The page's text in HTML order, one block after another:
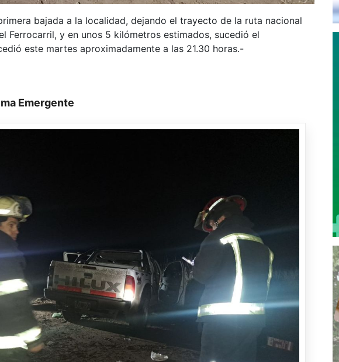
bajada a la localidad, dejando el trayecto de la ruta nacional
Ferrocarril, y en unos 5 kilómetros estimados, sucedió el
este martes aproximadamente a las 21.30 horas.-
Emergente